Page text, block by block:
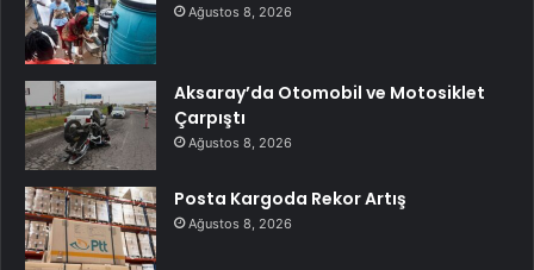
Ağustos 8, 2026
Aksaray’da Otomobil ve Motosiklet
Çarpıştı
Ağustos 8, 2026
Posta Kargoda Rekor Artış
Ağustos 8, 2026